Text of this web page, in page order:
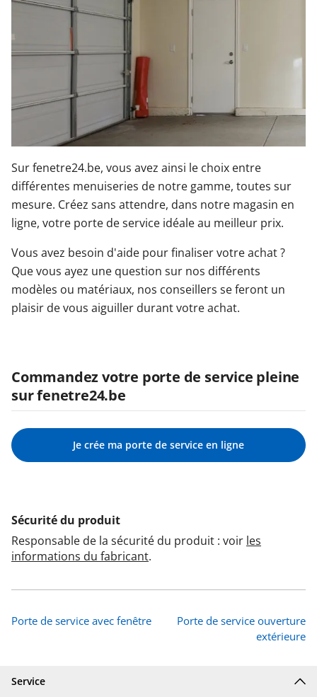
Sur fenetre24.be, vous avez ainsi le choix entre
différentes menuiseries de notre gamme, toutes sur
mesure. Créez sans attendre, dans notre magasin en
ligne, votre porte de service idéale au meilleur prix.
Vous avez besoin d'aide pour finaliser votre achat ?
Que vous ayez une question sur nos différents
modèles ou matériaux, nos conseillers se feront un
plaisir de vous aiguiller durant votre achat.
Commandez votre porte de service pleine
sur fenetre24.be
Je crée ma porte de service en ligne
Sécurité du produit
Responsable de la sécurité du produit : voir les
informations du fabricant.
Porte de service avec fenêtre
Porte de service ouverture
extérieure
Service